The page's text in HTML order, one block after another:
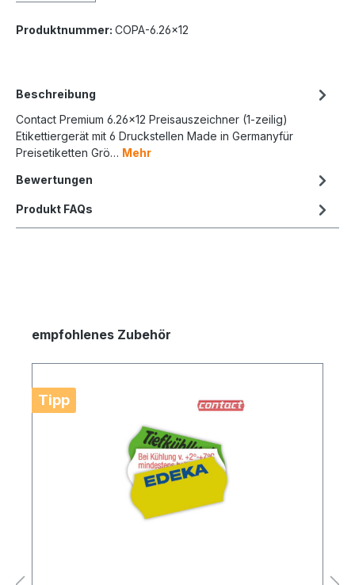
Produktnummer: COPA-6.26x12
Beschreibung
Contact Premium 6.26x12 Preisauszeichner (1-zeilig)
Etikettiergerät mit 6 Druckstellen Made in Germanyfür
Preisetiketten Grö… Mehr
Bewertungen
Produkt FAQs
empfohlenes Zubehör
Tipp